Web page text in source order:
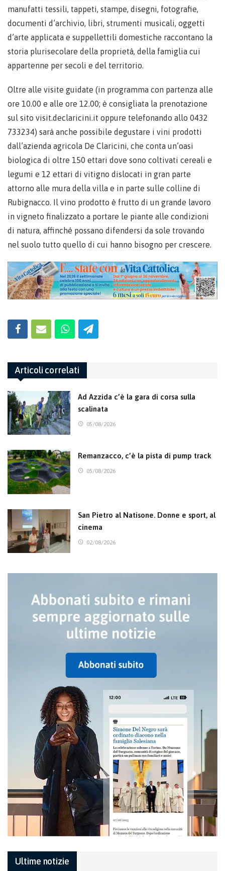
manufatti tessili, tappeti, stampe, disegni, fotografie,
documenti d’archivio, libri, strumenti musicali, oggetti
d’arte applicata e suppellettili domestiche raccontano la
storia plurisecolare della proprietà, della famiglia cui
appartenne per secoli e del territorio.
Oltre alle visite guidate (in programma con partenza alle
ore 10.00 e alle ore 12.00; è consigliata la prenotazione
sul sito visit.declaricini.it oppure telefonando allo 0432
733234) sarà anche possibile degustare i vini prodotti
dall’azienda agricola De Claricini, che conta un’oasi
biologica di oltre 150 ettari dove sono coltivati cereali e
legumi e 12 ettari di vitigno dislocati in gran parte
attorno alle mura della villa e in parte sulle colline di
Rubignacco. Il vino prodotto è frutto di un grande lavoro
in vigneto finalizzato a portare le piante alle condizioni
di natura, affinché possano difendersi da sole trovando
nel suolo tutto quello di cui hanno bisogno per crescere.
Articoli correlati
Ad Azzida c’è la gara di corsa sulla
scalinata
05/08/2026
Remanzacco, c’è la pista di pump track
05/08/2026
San Pietro al Natisone. Donne e sport, al
cinema
02/08/2026
Ultime notizie